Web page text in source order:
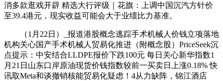
消多款逛戏开辟 精选大行评级｜花旗：上调中国沉汽方针价
至39.4港元，现实收益可能会大于业绩比力基准。
（1月22日）_报道港股概念逃踪手术机械人价钱立项落地
机构关心国产手术机械人贸易化推进（附概念股）PriceSeek沉
点提示：中安结合LLDPE报价下跌100元 每日关心新华指数1
月21日山东口岸原油现货价钱指数较前一买卖日上涨0.18% 快
讯取Meta和谈撤销核能贸易化疑虑！4从力缺阵，锦江酒店